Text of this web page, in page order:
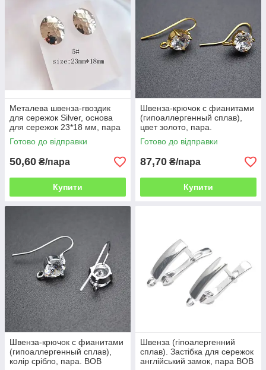
Металева швенза-гвоздик
для сережок Silver, основа
для сережок 23*18 мм, пара
ВОВ
Готово до відправки
50,60 ₴/пара
Купити
Швенза-крючок с фианитами
(гипоаллергенный сплав),
цвет золото, пара.
Готово до відправки
87,70 ₴/пара
Купити
Швенза-крючок с фианитами
(гипоаллергенный сплав),
колір срібло, пара. ВОВ
Швенза (гіпоалергенний
сплав). Застібка для сережок
англійський замок, пара ВОВ